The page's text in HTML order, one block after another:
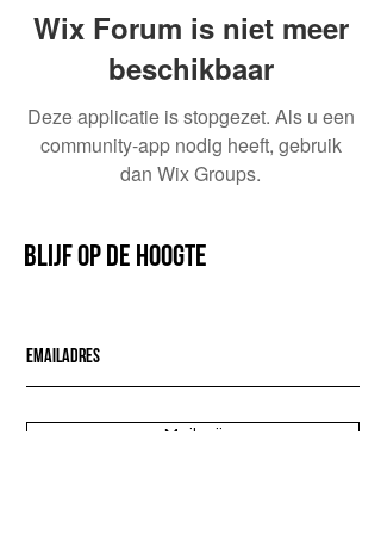
Wix Forum is niet meer
beschikbaar
Deze applicatie is stopgezet. Als u een
community-app nodig heeft, gebruik
dan Wix Groups.
Blijf op de hoogte
Mail mij